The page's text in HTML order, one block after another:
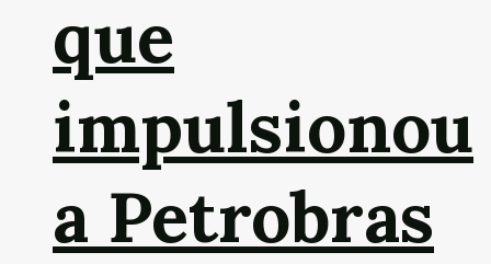
que
impulsionou
a Petrobras